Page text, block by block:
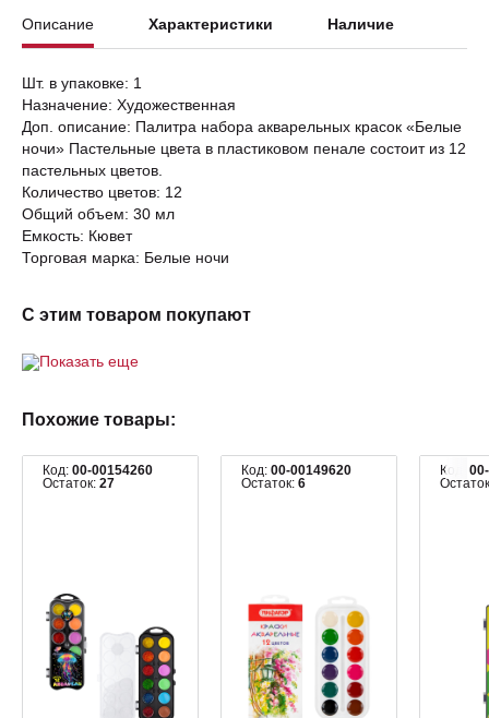
Описание Характеристики Наличие
Шт. в упаковке: 1
Назначение: Художественная
Доп. описание: Палитра набора акварельных красок «Белые
ночи» Пастельные цвета в пластиковом пенале состоит из 12
пастельных цветов.
Количество цветов: 12
Общий объем: 30 мл
Емкость: Кювет
Торговая марка: Белые ночи
С этим товаром покупают
Показать еще
Похожие товары:
Код: 00-00154260
Остаток: 27
Код: 00-00149620
Остаток: 6
Код: